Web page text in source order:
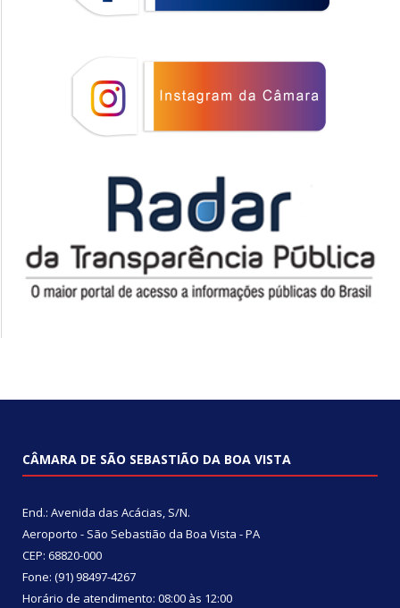
CÂMARA DE SÃO SEBASTIÃO DA BOA VISTA
End.: Avenida das Acácias, S/N.
Aeroporto - São Sebastião da Boa Vista - PA
CEP: 68820-000
Fone: (91) 98497-4267
Horário de atendimento: 08:00 às 12:00